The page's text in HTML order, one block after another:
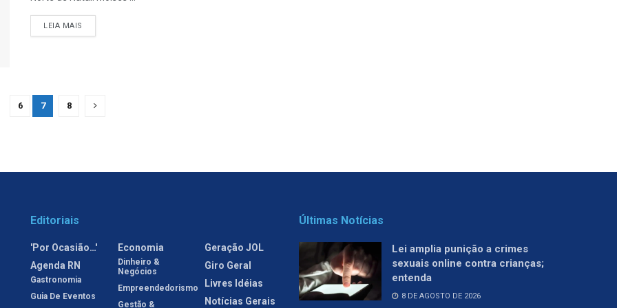
LEIA MAIS
6 7 8
Editoriais
'Por Ocasião…'
Agenda RN
Gastronomia
Guia De Eventos
Economia
Dinheiro &
Negócios
Empreendedorismo
Gestão &
Geração JOL
Giro Geral
Livres Idéias
Notícias Gerais
Últimas Notícias
Lei amplia punição a crimes
sexuais online contra crianças;
entenda
8 DE AGOSTO DE 2026